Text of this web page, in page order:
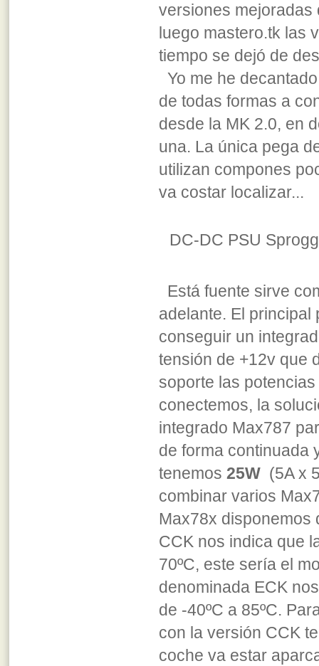
versiones mejoradas
luego mastero.tk las
tiempo se dejó de
Yo me he
de todas formas a
desde la MK 2.0, en
una. La única pega
utilizan compones
va costar localizar...
DC-DC PSU
Está fuente sirve
adelante. El
conseguir un
tensión de +12v que
soporte las
conectemos, la
integrado Max787
de forma continuada
tenemos 25W (5A x
combinar varios
Max78x disponemos
CCK nos indica que
70ºC, este sería el
denominada ECK
de -40ºC a 85ºC.
con la versión CCK
coche va estar